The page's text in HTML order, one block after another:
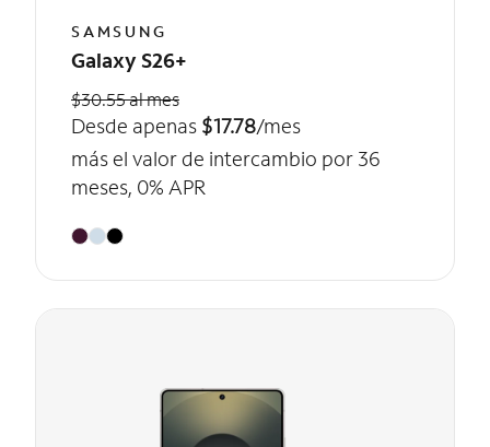
SAMSUNG
Galaxy S26+
$30.55 al mes
Desde apenas $17.78/mes
más el valor de intercambio por 36
meses, 0% APR